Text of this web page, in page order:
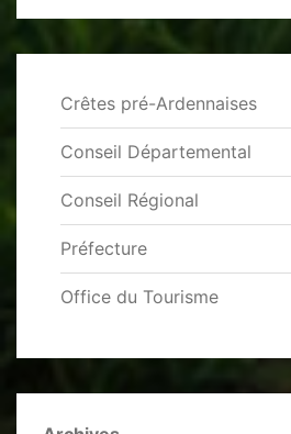
Crêtes pré-Ardennaises
Conseil Départemental
Conseil Régional
Préfecture
Office du Tourisme